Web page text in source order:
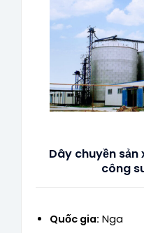
Dây chuyền
công
Quốc gia: Nga